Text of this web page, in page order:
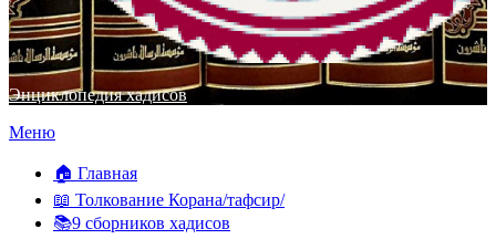
Энциклопедия хадисов
Перейти
содержимому
Меню
🏠 Главная
📖 Толкование Корана/тафсир/
📚9 сборников хадисов